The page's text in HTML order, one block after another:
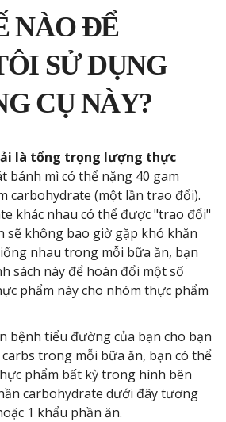
NÀO ĐỂ
SỬ DỤNG
CỤ NÀY?
là tổng trọng lượng thực
bánh mì có thể nặng 40 gam
carbohydrate (một lần trao đổi).
khác nhau có thể được "trao đổi"
sẽ không bao giờ gặp khó khăn
nhau trong mỗi bữa ăn, bạn
sách này để hoán đổi một số
phẩm này cho nhóm thực phẩm
bệnh tiểu đường của bạn cho bạn
trong mỗi bữa ăn, bạn có thể
phẩm bất kỳ trong hình bên
carbohydrate dưới đây tương
1 khẩu phần ăn.